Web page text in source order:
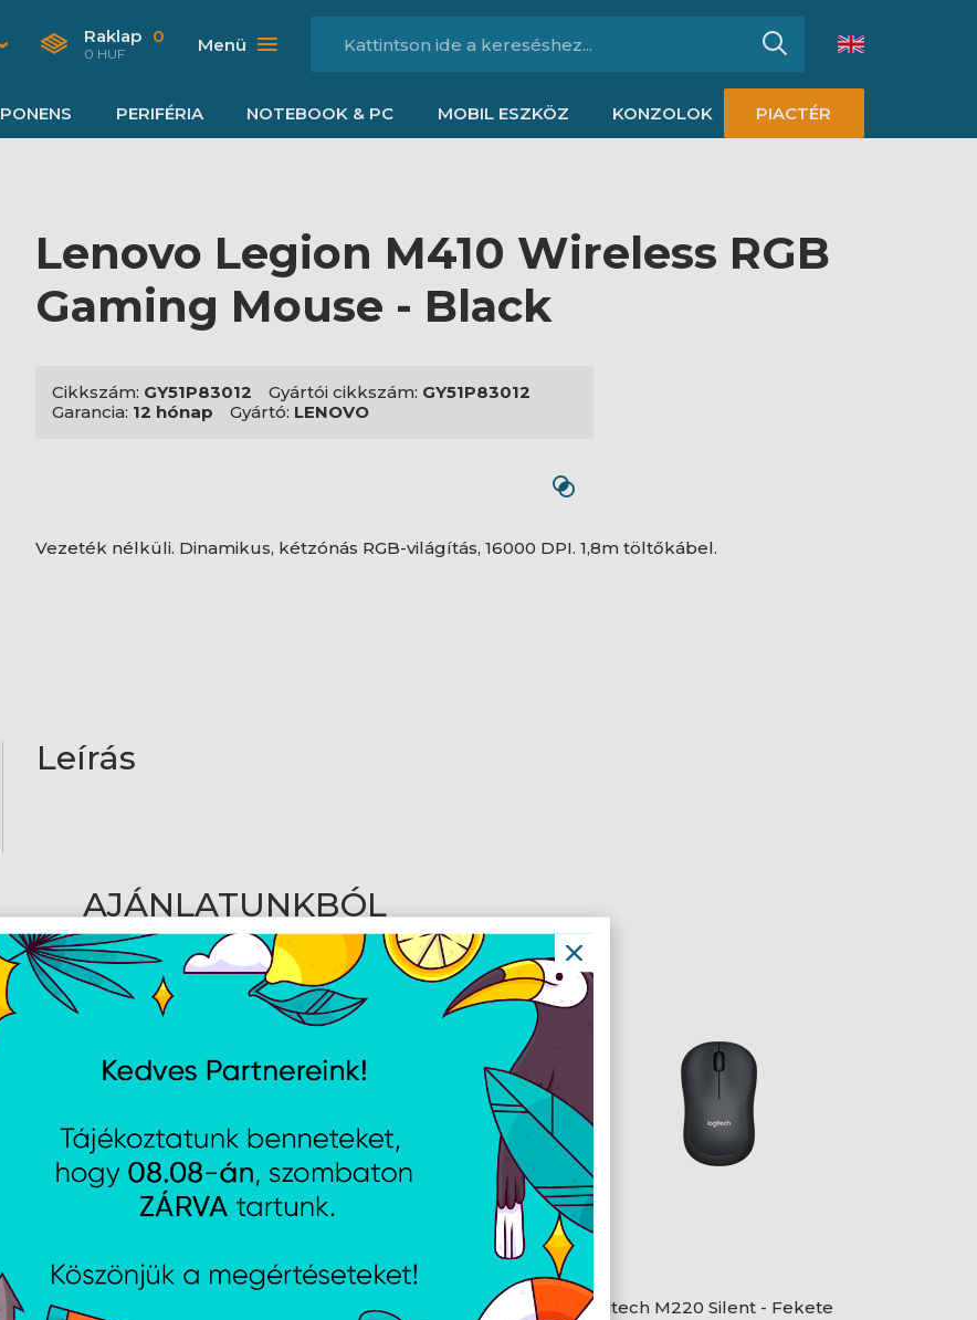
Raklap 0
0 HUF Menü
PERIFÉRIA NOTEBOOK & PC MOBIL ESZKÖZ KONZOLOK PIACTÉR
Lenovo Legion M410 Wireless RGB
Gaming Mouse - Black
Cikkszám: GY51P83012 Gyártói cikkszám: GY51P83012
Garancia: 12 hónap Gyártó: LENOVO
Vezeték nélküli. Dinamikus, kétzónás RGB-világítás, 16000 DPI. 1,8m töltőkábel.
Leírás
AJÁNLATUNKBÓL
Silent - Fekete ASUS WT465 - Fekete Logitech M220 Silent - Fekete